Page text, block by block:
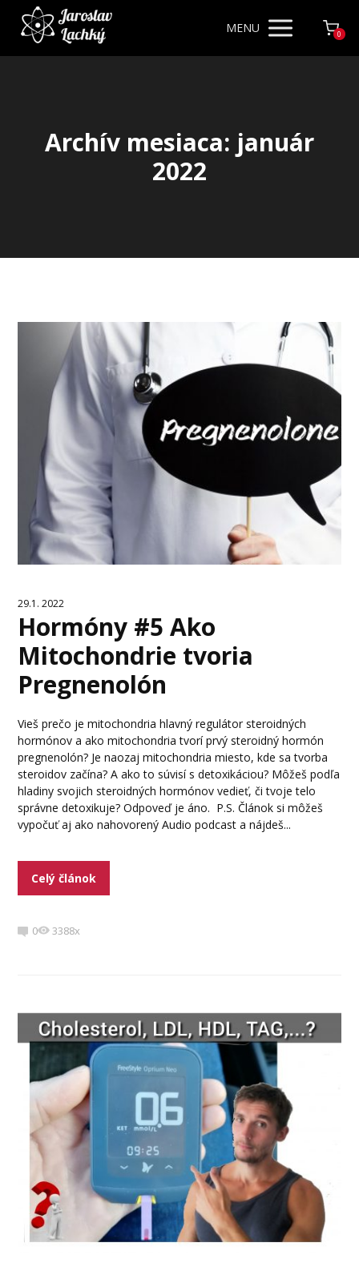
MENU 0
Archív mesiaca: január
2022
29.1. 2022
Hormóny #5 Ako
Mitochondrie tvoria
Pregnenolón
Vieš prečo je mitochondria hlavný regulátor steroidných
hormónov a ako mitochondria tvorí prvý steroidný hormón
pregnenolón? Je naozaj mitochondria miesto, kde sa tvorba
steroidov začína? A ako to súvisí s detoxikáciou? Môžeš podľa
hladiny svojich steroidných hormónov vedieť, či tvoje telo
správne detoxikuje? Odpoveď je áno. P.S. Článok si môžeš
vypočuť aj ako nahovorený Audio podcast a nájdeš...
Celý článok
0 3388x